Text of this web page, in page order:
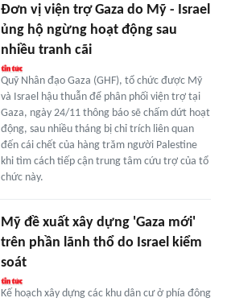
Đơn vị viện trợ Gaza do Mỹ - Israel
ủng hộ ngừng hoạt động sau
nhiều tranh cãi
Quỹ Nhân đạo Gaza (GHF), tổ chức được Mỹ
và Israel hậu thuẫn để phân phối viện trợ tại
Gaza, ngày 24/11 thông báo sẽ chấm dứt hoạt
động, sau nhiều tháng bị chỉ trích liên quan
đến cái chết của hàng trăm người Palestine
khi tìm cách tiếp cận trung tâm cứu trợ của tổ
chức này.
Mỹ đề xuất xây dựng 'Gaza mới'
trên phần lãnh thổ do Israel kiểm
soát
Kế hoạch xây dựng các khu dân cư ở phía đông